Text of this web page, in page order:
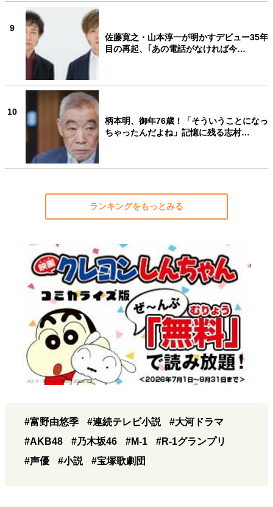
9
佐藤寛之・山本淳一が明かすデビュー35年
目の再起、｢あの電話がなければ今…
10
柄本明、御年76歳！「そういうことになっ
ちゃったんだよね」記憶に残る志村…
ランキングをもっとみる
#富野由悠季 #連続テレビ小説
#大河ドラマ
#AKB48
#乃木坂46 #M-1
#R-1グランプリ
#声優
#小説 #宝塚歌劇団